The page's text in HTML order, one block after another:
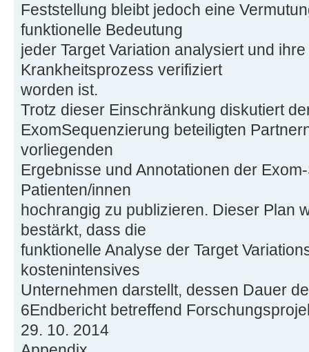
Feststellung bleibt jedoch eine
funktionelle Bedeutung
jeder Target Variation analysiert und
Krankheitsprozess verifiziert
worden ist.
Trotz dieser Einschränkung diskutiert
ExomSequenzierung beteiligten
vorliegenden
Ergebnisse und Annotationen der
Patienten/innen
hochrangig zu publizieren. Dieser Plan
bestärkt, dass die
funktionelle Analyse der Target
kostenintensives
Unternehmen darstellt, dessen Dauer
6Endbericht betreffend
29. 10. 2014